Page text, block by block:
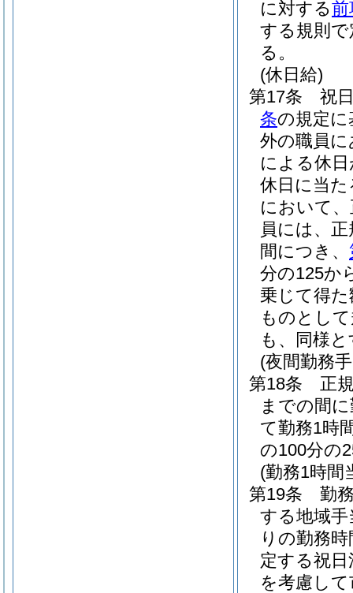
に対する前
する規則
る。
(休日給)
第17条
祝
条の規定
外の職員
による休
休日に当
において
員には、
間につき、
分の125か
乗じて得
ものとし
も、同様
(夜間勤務
第18条
正
までの間
て勤務1時
の100分の
(勤務1時間
第19条
勤
する地域
りの勤務
定する祝
を考慮し